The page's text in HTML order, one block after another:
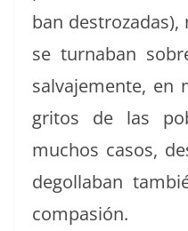
ban
se turn­a­ban
sal­va­je­mente, en
gri­tos de las
muchos casos,
degol­la­ban
compasión.